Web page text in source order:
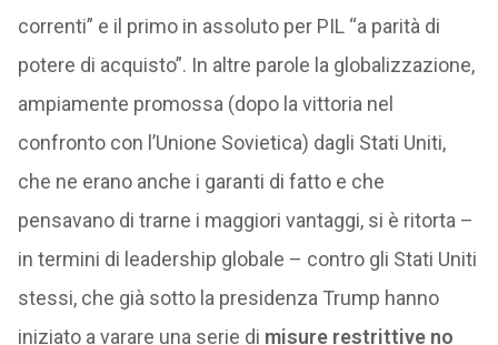
correnti” e il primo in assoluto per PIL “a parità di
potere di acquisto”. In altre parole la globalizzazione,
ampiamente promossa (dopo la vittoria nel
confronto con l’Unione Sovietica) dagli Stati Uniti,
che ne erano anche i garanti di fatto e che
pensavano di trarne i maggiori vantaggi, si è ritorta –
in termini di leadership globale – contro gli Stati Uniti
stessi, che già sotto la presidenza Trump hanno
iniziato a varare una serie di misure restrittive no